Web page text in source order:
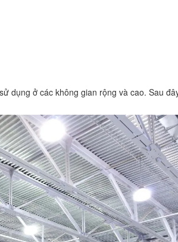
dụng ở các không gian rộng và cao. Sau